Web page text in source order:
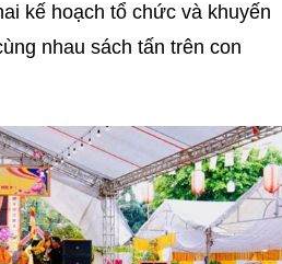
kế hoạch tổ chức và khuyến
nhau sách tấn trên con